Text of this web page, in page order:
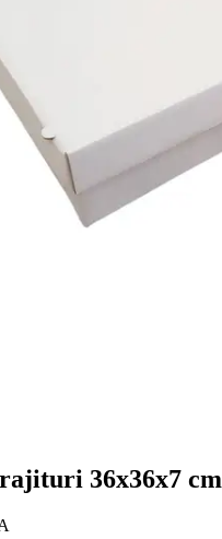
36x36x7 cm